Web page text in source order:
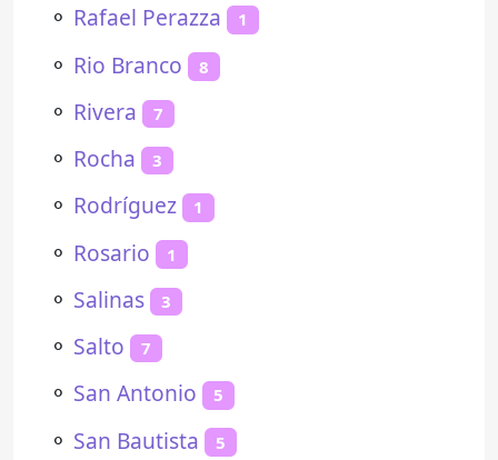
⚬ Rafael Perazza 1
⚬ Rio Branco 8
⚬ Rivera 7
⚬ Rocha 3
⚬ Rodríguez 1
⚬ Rosario 1
⚬ Salinas 3
⚬ Salto 7
⚬ San Antonio 5
⚬ San Bautista 5